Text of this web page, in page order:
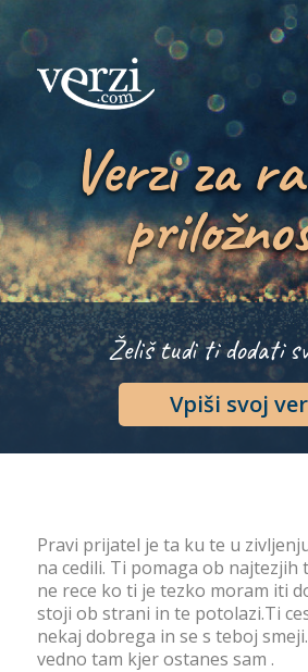
Verzi za
Želiš tudi ti dodati
Vpiši svoj
Pravi prijatel je ta ku te u
na cedili. Ti pomaga ob
ne rece ko ti je tezko moram iti
stoji ob strani in te potolazi.Ti
nekaj dobrega in se s teboj
vedno tam kjer ostanes sam .